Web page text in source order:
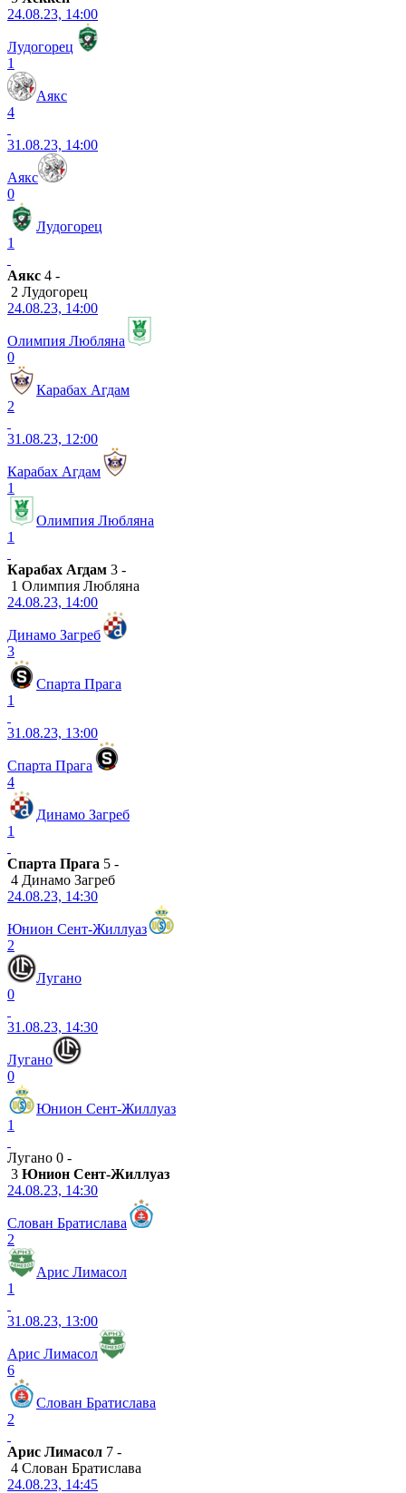
24.08.23, 14:00
Лудогорец
1
Аякс
4
31.08.23, 14:00
Аякс
0
Лудогорец
1
Аякс 4 -
2 Лудогорец
24.08.23, 14:00
Олимпия Любляна
0
Карабах Агдам
2
31.08.23, 12:00
Карабах Агдам
1
Олимпия Любляна
1
Карабах Агдам 3 -
1 Олимпия Любляна
24.08.23, 14:00
Динамо Загреб
3
Спарта Прага
1
31.08.23, 13:00
Спарта Прага
4
Динамо Загреб
1
Спарта Прага 5 -
4 Динамо Загреб
24.08.23, 14:30
Юнион Сент-Жиллуаз
2
Лугано
0
31.08.23, 14:30
Лугано
0
Юнион Сент-Жиллуаз
1
Лугано 0 -
3 Юнион Сент-Жиллуаз
24.08.23, 14:30
Слован Братислава
2
Арис Лимасол
1
31.08.23, 13:00
Арис Лимасол
6
Слован Братислава
2
Арис Лимасол 7 -
4 Слован Братислава
24.08.23, 14:45